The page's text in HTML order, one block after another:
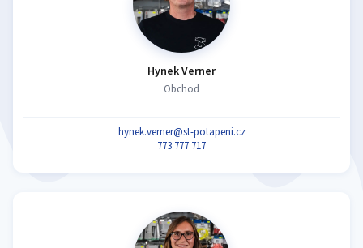
Hynek Verner
Obchod
hynek.verner@st-potapeni.cz
773 777 717